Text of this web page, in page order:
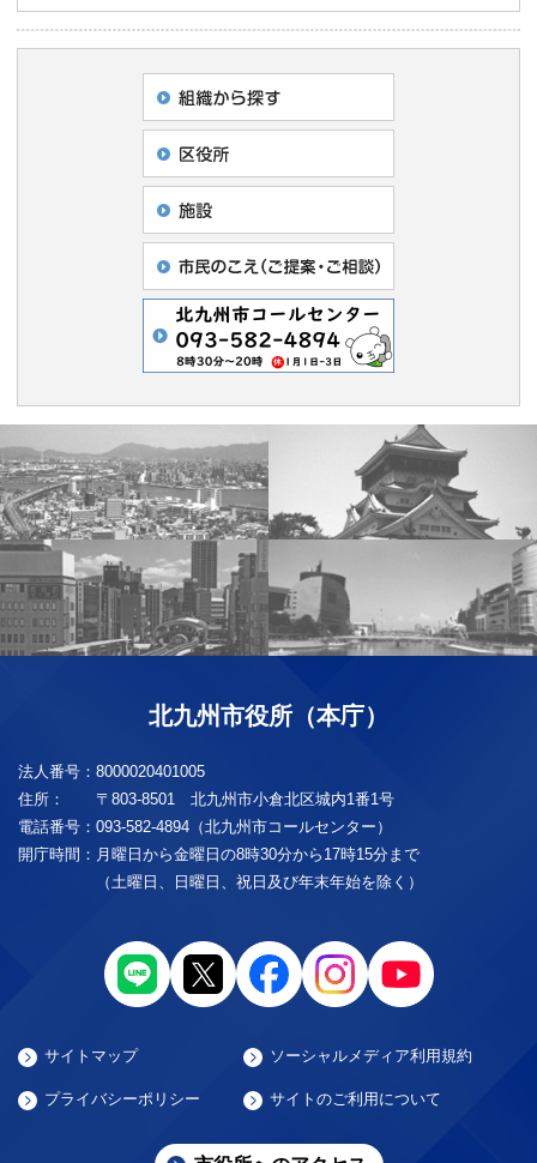
北九州市役所（本庁）
法人番号： 8000020401005
住所：
〒803-8501 北九州市小倉北区城内1番1号
電話番号： 093-582-4894（北九州市コールセンター）
開庁時間： 月曜日から金曜日の8時30分から17時15分まで
（土曜日、日曜日、祝日及び年末年始を除く）
サイトマップ ソーシャルメディア利用規約
プライバシーポリシー サイトのご利用について